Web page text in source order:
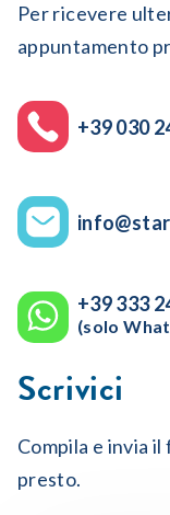
Per ricevere
appuntamento
+39 030
+39 333
(solo
Scrivici
Compila e invia
presto.